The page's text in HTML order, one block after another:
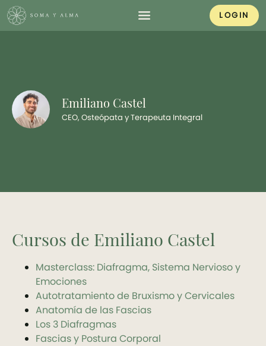
LOGIN
Emiliano Castel
CEO, Osteópata y Terapeuta Integral
Cursos de Emiliano Castel
Masterclass: Diafragma, Sistema Nervioso y
Emociones
Autotratamiento de Bruxismo y Cervicales
Anatomía de las Fascias
Los 3 Diafragmas
Fascias y Postura Corporal